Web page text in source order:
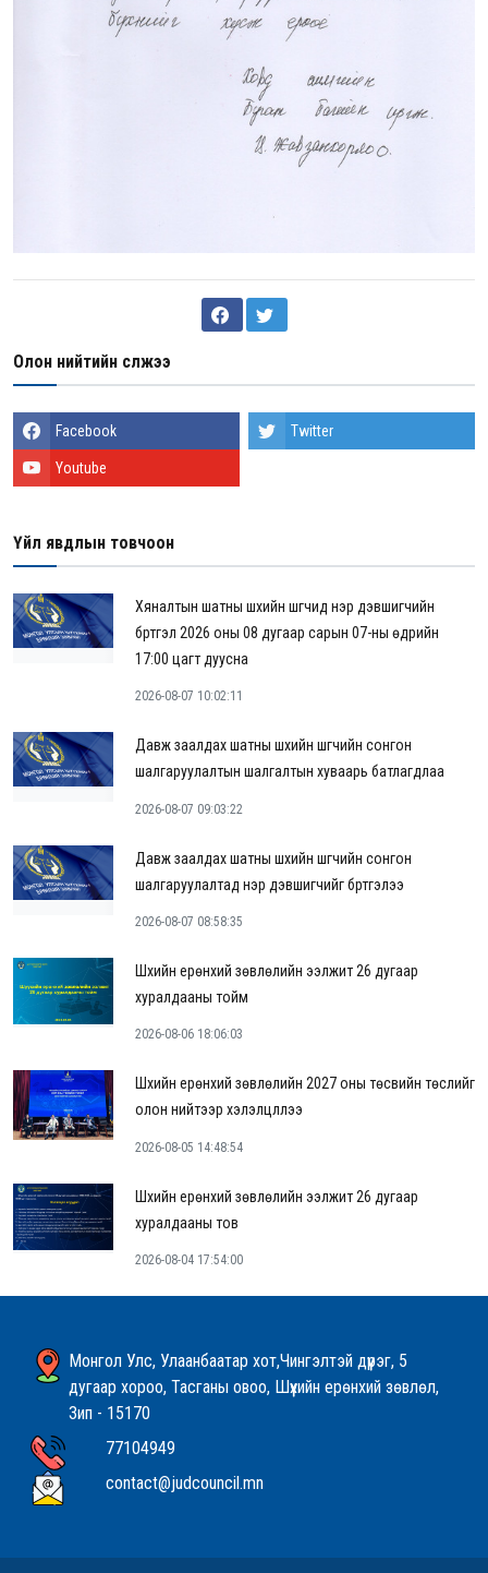
Олон нийтийн сүлжээ
Facebook Twitter
Youtube
Үйл явдлын товчоон
Хяналтын шатны шүүхийн шүүгчид нэр дэвшигчийн
бүртгэл 2026 оны 08 дугаар сарын 07-ны өдрийн
17:00 цагт дуусна
2026-08-07 10:02:11
Давж заалдах шатны шүүхийн шүүгчийн сонгон
шалгаруулалтын шалгалтын хуваарь батлагдлаа
2026-08-07 09:03:22
Давж заалдах шатны шүүхийн шүүгчийн сонгон
шалгаруулалтад нэр дэвшигчийг бүртгэлээ
2026-08-07 08:58:35
Шүүхийн ерөнхий зөвлөлийн ээлжит 26 дугаар
хуралдааны тойм
2026-08-06 18:06:03
Шүүхийн ерөнхий зөвлөлийн 2027 оны төсвийн төслийг
олон нийтээр хэлэлцүүллээ
2026-08-05 14:48:54
Шүүхийн ерөнхий зөвлөлийн ээлжит 26 дугаар
хуралдааны тов
2026-08-04 17:54:00
Монгол Улс, Улаанбаатар хот,Чингэлтэй дүүрэг, 5
дугаар хороо, Тасганы овоо, Шүүхийн ерөнхий зөвлөл,
Зип - 15170
77104949
contact@judcouncil.mn